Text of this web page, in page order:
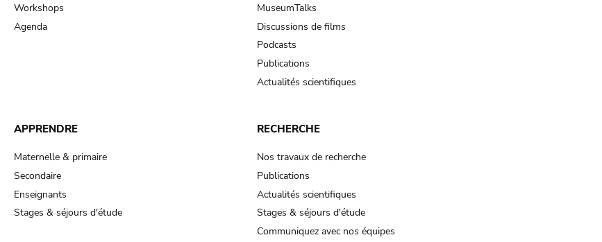
Workshops
Agenda
MuseumTalks
Discussions de films
Podcasts
Publications
Actualités scientifiques
APPRENDRE
Maternelle & primaire
Secondaire
Enseignants
Stages & séjours d'étude
RECHERCHE
Nos travaux de recherche
Publications
Actualités scientifiques
Stages & séjours d'étude
Communiquez avec nos équipes